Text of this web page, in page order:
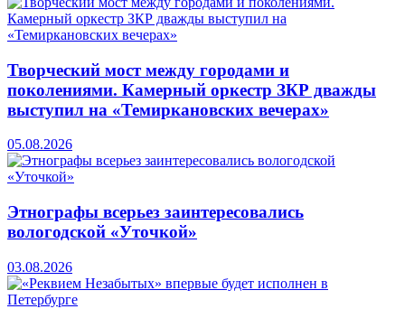
Творческий мост между городами и
поколениями. Камерный оркестр ЗКР дважды
выступил на «Темиркановских вечерах»
05.08.2026
Этнографы всерьез заинтересовались
вологодской «Уточкой»
03.08.2026